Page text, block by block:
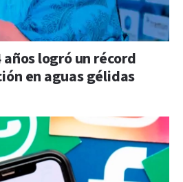
logró un récord
en aguas gélidas